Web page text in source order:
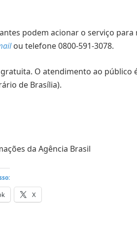
podem acionar o serviço
ou telefone 0800-591-3078.
O atendimento ao público
de Brasília).
da Agência Brasil
X